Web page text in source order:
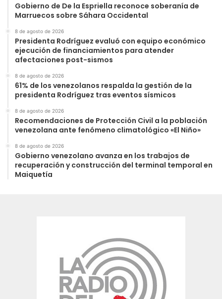
Gobierno de De la Espriella reconoce soberanía de
Marruecos sobre Sáhara Occidental
8 de agosto de 2026
Presidenta Rodríguez evaluó con equipo económico
ejecución de financiamientos para atender
afectaciones post-sismos
8 de agosto de 2026
61% de los venezolanos respalda la gestión de la
presidenta Rodríguez tras eventos sísmicos
8 de agosto de 2026
Recomendaciones de Protección Civil a la población
venezolana ante fenómeno climatológico «El Niño»
8 de agosto de 2026
Gobierno venezolano avanza en los trabajos de
recuperación y construcción del terminal temporal en
Maiquetía